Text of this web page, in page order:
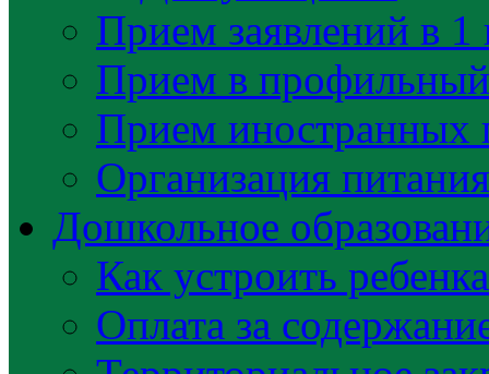
Прием заявлений в 1
Прием в
Прием иностранных
Организация
Дошкольное
Как устроить
Оплата за